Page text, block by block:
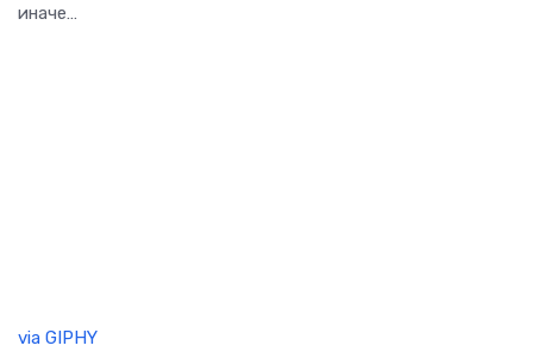
иначе…
via GIPHY